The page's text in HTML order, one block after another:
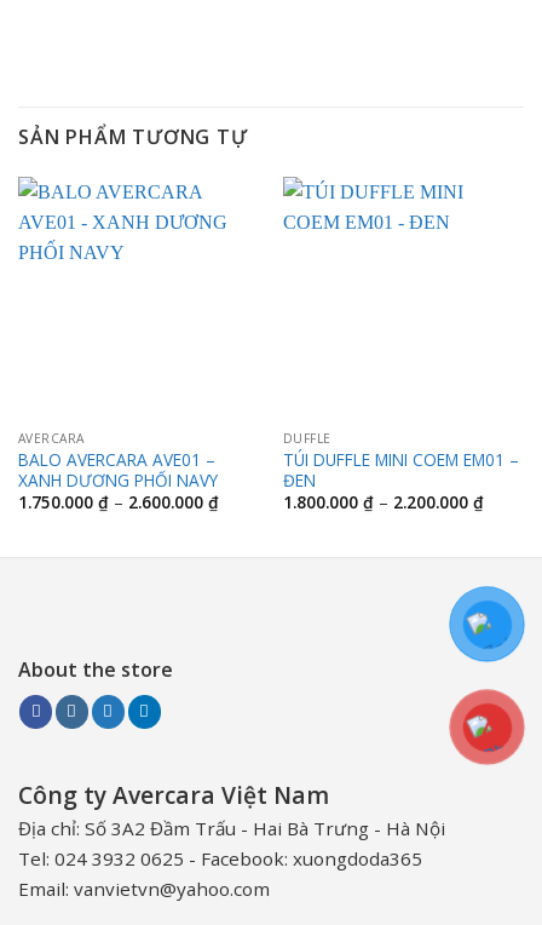
SẢN PHẨM TƯƠNG TỰ
AVERCARA
BALO AVERCARA AVE01 –
XANH DƯƠNG PHỐI NAVY
1.750.000 ₫ – 2.600.000 ₫Khoảng
giá:
đến
DUFFLE
TÚI DUFFLE MINI COEM EM01 –
ĐEN
1.800.000 ₫ – 2.200.000 ₫Khoảng
giá:
đến
About the store
Công ty Avercara Việt Nam
Địa chỉ: Số 3A2 Đầm Trấu - Hai Bà Trưng - Hà Nội
Tel: 024 3932 0625 - Facebook: xuongdoda365
Email: vanvietvn@yahoo.com